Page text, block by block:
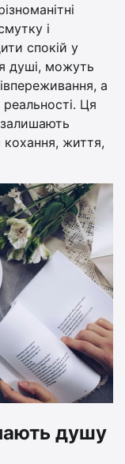
і
спокій у
душі, можуть
а
реальності. Ця
кохання, життя,
душу